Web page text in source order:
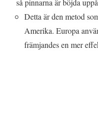
så pinnarna är böjda
Detta är den metod
Amerika. Europa
främjandes en mer